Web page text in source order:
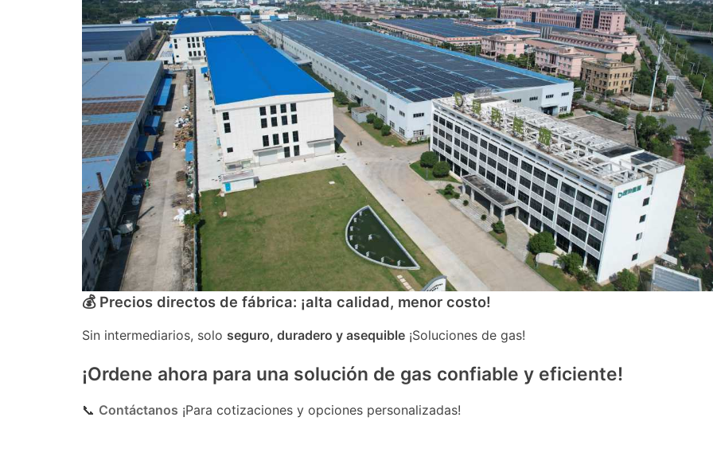
💰 Precios directos de fábrica: ¡alta calidad, menor costo!
Sin intermediarios, solo seguro, duradero y asequible ¡Soluciones de gas!
¡Ordene ahora para una solución de gas confiable y eficiente!
📞 Contáctanos ¡Para cotizaciones y opciones personalizadas!